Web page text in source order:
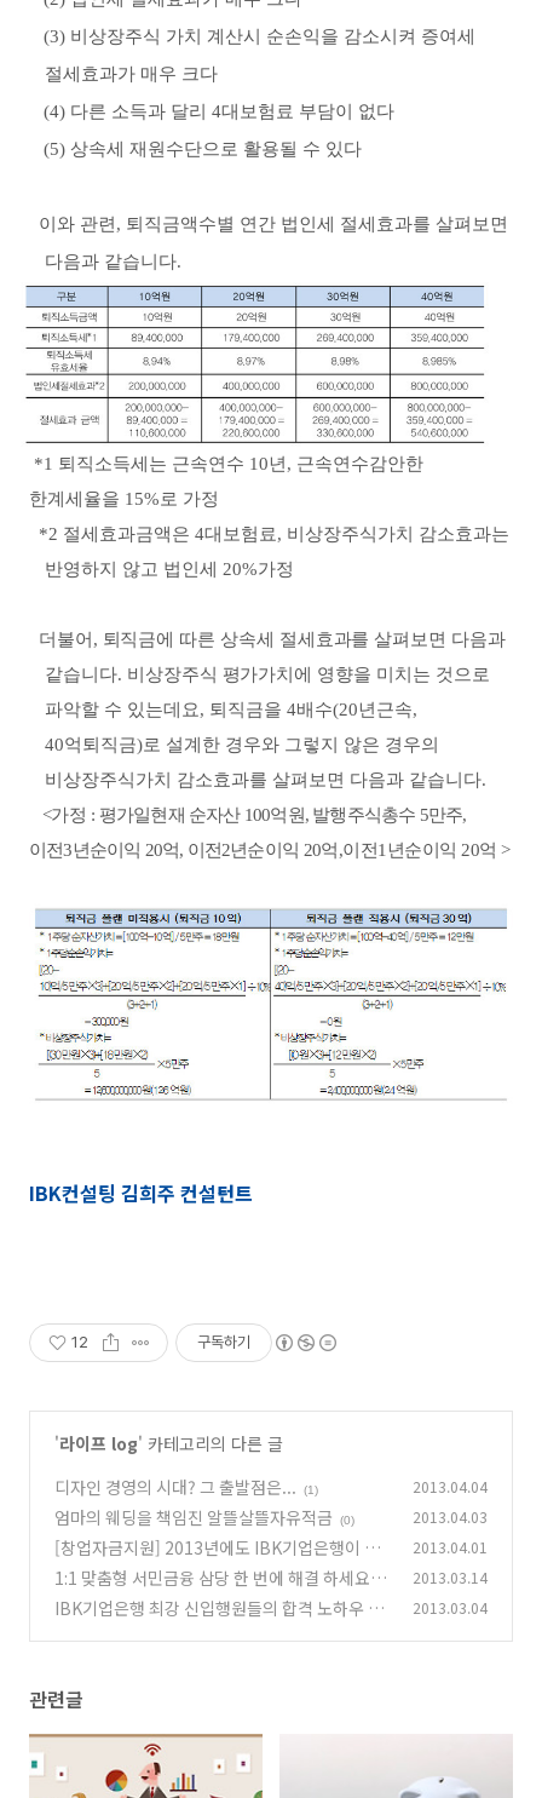
(3) 비상장주식 가치 계산시 순손익을 감소시켜 증여세
절세효과가 매우 크다
(4) 다른 소득과 달리 4대보험료 부담이 없다
(5) 상속세 재원수단으로 활용될 수 있다
이와 관련 , 퇴직금액수별 연간 법인세 절세효과를 살펴보면
다음과 같습니다.
*1 퇴직소득세는 근속연수 10년 , 근속연수감안한
한계세율을 15%로 가정
*2 절세효과금액은 4대보험료, 비상장주식가치 감소효과는
반영하지 않고 법인세
20%가정
더불어 , 퇴직금에 따른 상속세 절세효과를 살펴보면 다음과
같습니다. 비상장주식 평가가치 에 영향을 미치는 것으로
파악할 수 있는데요, 퇴직금을 4배수(20년근속,
40억퇴직금)로 설계한 경우와 그렇지 않은 경우의
비상장주식가치 감소효과를 살펴보면 다음과 같습니다.
<가정 : 평가일현재 순자산100억원, 발행주식총수 5만주,
이전3년순이익 20억, 이전2년순이익 20억,이전1 년순이익 20억 >
IBK컨설팅 김희주 컨설턴트
12 구독하기
'라이프 log' 카테고리의 다른 글
디자인 경영의 시대? 그 출발점은...
(1) 2013.04.04
엄마의 웨딩을 책임진 알뜰살뜰자유적금 (0) 2013.04.03
[창업자금지원] 2013년에도 IBK기업은행이 청
년창업을 지원합니다. (0)
2013.04.01
1:1 맞춤형 서민금융 삼당 한 번에 해결 하세요.
(3)
2013.03.14
IBK기업은행 최강 신입행원들의 합격 노하우 공
2013.03.04
관련글